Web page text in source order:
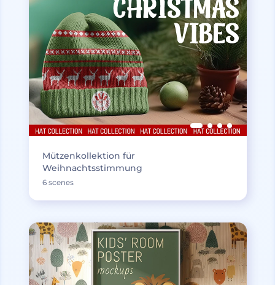
Mützenkollektion für
Weihnachtsstimmung
6 scenes